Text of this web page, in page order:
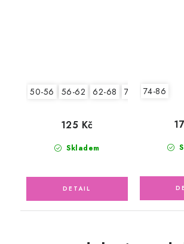
50-56 56-62 62-68 74-86
Skladem
125 Kč
74-86